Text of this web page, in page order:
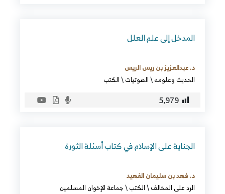
المدخل إلى علم العلل
د. عبدالعزيز بن ريس الريس
الحديث وعلومه\الصوتيات\الكتب
5٬979
الجناية على الإسلام في كتاب أسئلة الثورة
د. فهد بن سليمان الفهيد
الرد على المخالف\الكتب\جماعة الإخوان المسلمين